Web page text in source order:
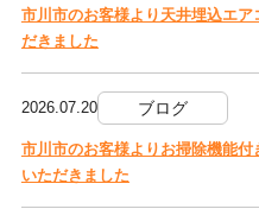
市川市のお客様より天井埋込エ
だきました
2026.07.20 ブログ
市川市のお客様よりお掃除機能
いただきました